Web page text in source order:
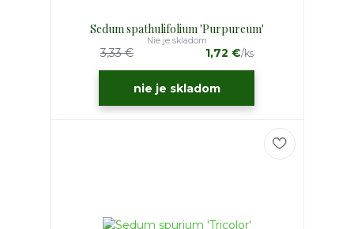
Sedum spathulifolium 'Purpureum'
3,33 € 1,72 €/ks
Nie je skladom
nie je skladom